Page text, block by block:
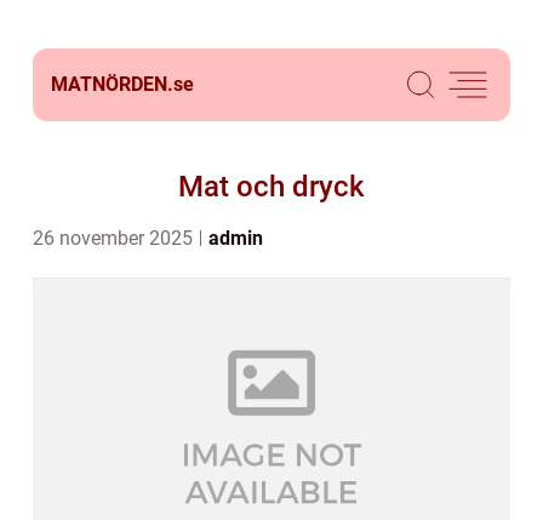
MATNÖRDEN.se
Mat och dryck
26 november 2025 admin